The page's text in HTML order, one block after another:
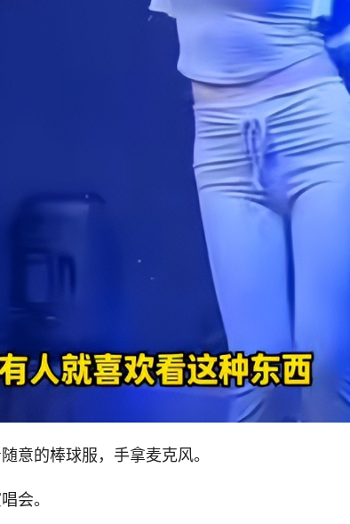
意的棒球服，手拿麦克风。
会。